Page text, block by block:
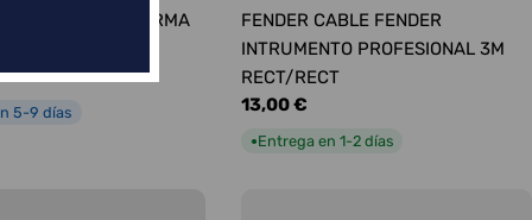
SURTIDAS FORMA
5-9 días
FENDER CABLE FENDER
INTRUMENTO PROFESIONAL 3M
RECT/RECT
Precio
13,00 €
●Entrega en 1-2 días